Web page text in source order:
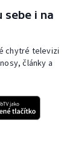
i na
chytré televizi
články a